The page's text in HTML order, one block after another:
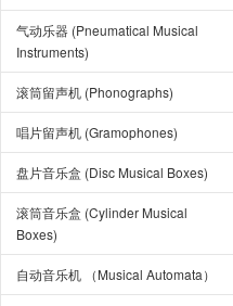
气动乐器 (Pneumatical Musical
Instruments)
滚筒留声机 (Phonographs)
唱片留声机 (Gramophones)
盘片音乐盒 (Disc Musical Boxes)
滚筒音乐盒 (Cylinder Musical
Boxes)
自动音乐机 （Musical Automata）